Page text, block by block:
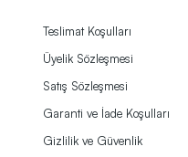
Teslimat Koşulları
Üyelik Sözleşmesi
Satış Sözleşmesi
Garanti ve İade Koşulları
Gizlilik ve Güvenlik